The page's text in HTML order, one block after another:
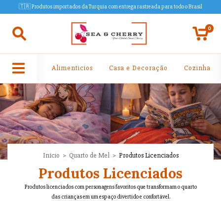
🇹🇷 Produtos importados da Turquia com entrega rastreada para todo o Brasil
0
Alimenticios Casa e Decoração Cozinha
Início > Quarto de Mel > Produtos Licenciados
Produtos Licenciados
Produtos licenciados com personagens favoritos que transformam o quarto
das crianças em um espaço divertido e confortável.